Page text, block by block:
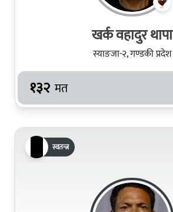
खर्क वहादुर थापा
स्याङजा-२, गण्डकी प्रदेश
१३२ मत
स्वतन्त्र